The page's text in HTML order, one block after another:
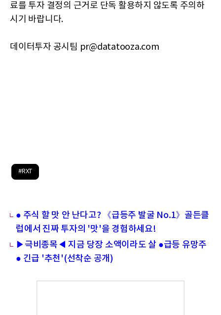
료를 투자 결정의 근거로 단독 활용하지 않도록 주의하
시기 바랍니다.
데이터투자 공시팀 pr@datatooza.com
#RXT
● 주식 할 맛 안 난다고? 《급등주 발굴 No.1》골든클
럽에서 진짜 투자의 '맛'을 경험하세요!
▶극비종목◀ 지금 당장 소액이라도 살 ●급등 유망주
● 긴급 '추천'(선착순 공개)